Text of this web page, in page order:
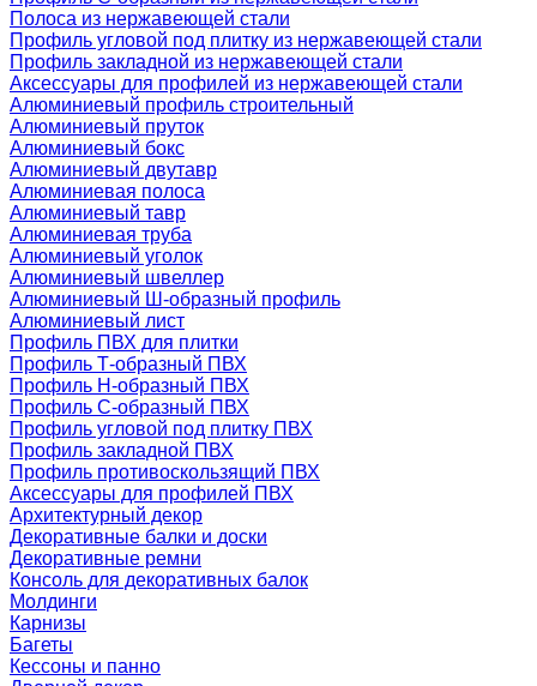
Полоса из нержавеющей стали
Профиль угловой под плитку из нержавеющей стали
Профиль закладной из нержавеющей стали
Аксессуары для профилей из нержавеющей стали
Алюминиевый профиль строительный
Алюминиевый пруток
Алюминиевый бокс
Алюминиевый двутавр
Алюминиевая полоса
Алюминиевый тавр
Алюминиевая труба
Алюминиевый уголок
Алюминиевый швеллер
Алюминиевый Ш-образный профиль
Алюминиевый лист
Профиль ПВХ для плитки
Профиль Т-образный ПВХ
Профиль H-образный ПВХ
Профиль C-образный ПВХ
Профиль угловой под плитку ПВХ
Профиль закладной ПВХ
Профиль противоскользящий ПВХ
Аксессуары для профилей ПВХ
Архитектурный декор
Декоративные балки и доски
Декоративные ремни
Консоль для декоративных балок
Молдинги
Карнизы
Багеты
Кессоны и панно